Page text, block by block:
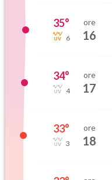
35°
6
ore
16
34°
4
ore
17
33°
3
ore
18